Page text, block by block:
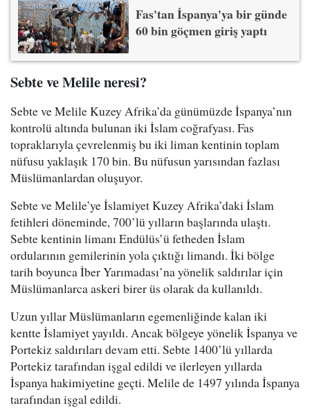
Fas'tan İspanya'ya bir günde
60 bin göçmen giriş yaptı
Sebte ve Melile neresi?
Sebte ve Melile Kuzey Afrika’da günümüzde İspanya’nın
kontrolü altında bulunan iki İslam coğrafyası. Fas
topraklarıyla çevrelenmiş bu iki liman kentinin toplam
nüfusu yaklaşık 170 bin. Bu nüfusun yarısından fazlası
Müslümanlardan oluşuyor.
Sebte ve Melile’ye İslamiyet Kuzey Afrika’daki İslam
fetihleri döneminde, 700’lü yılların başlarında ulaştı.
Sebte kentinin limanı Endülüs’ü fetheden İslam
ordularının gemilerinin yola çıktığı limandı. İki bölge
tarih boyunca İber Yarımadası’na yönelik saldırılar için
Müslümanlarca askeri birer üs olarak da kullanıldı.
Uzun yıllar Müslümanların egemenliğinde kalan iki
kentte İslamiyet yayıldı. Ancak bölgeye yönelik İspanya ve
Portekiz saldırıları devam etti. Sebte 1400’lü yıllarda
Portekiz tarafından işgal edildi ve ilerleyen yıllarda
İspanya hakimiyetine geçti. Melile de 1497 yılında İspanya
tarafından işgal edildi.